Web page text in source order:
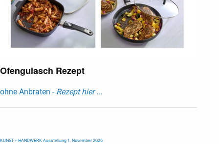
Ofengulasch Rezept
ohne Anbraten - Rezept hier ...
KUNST + HANDWERK Ausstellung 1. November 2026